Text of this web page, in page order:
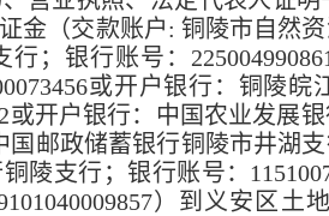
金（交款账户: 铜陵市自然
；银行账号：
或开户银行：铜陵
或开户银行：中国农业发展
国邮政储蓄银行铜陵市井湖
陵支行；银行账号：
）到义安区